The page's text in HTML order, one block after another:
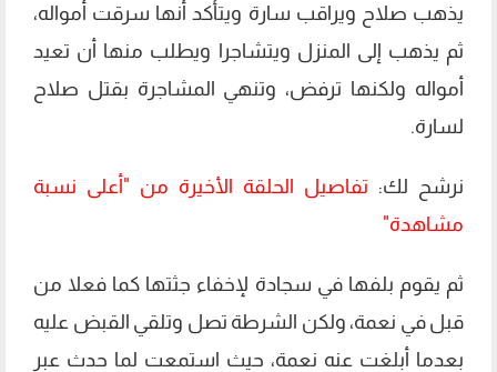
يذهب صلاح ويراقب سارة ويتأكد أنها سرقت أمواله،
ثم يذهب إلى المنزل ويتشاجرا ويطلب منها أن تعيد
أمواله ولكنها ترفض، وتنهي المشاجرة بقتل صلاح
لسارة.
نرشح لك: تفاصيل الحلقة الأخيرة من "أعلى نسبة
مشاهدة"
ثم يقوم بلفها في سجادة لإخفاء جثتها كما فعلا من
قبل في نعمة، ولكن الشرطة تصل وتلقي القبض عليه
بعدما أبلغت عنه نعمة، حيث استمعت لما حدث عبر